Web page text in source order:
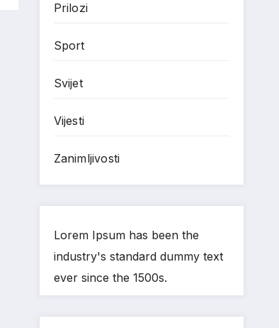
Prilozi
Sport
Svijet
Vijesti
Zanimljivosti
Lorem Ipsum has been the
industry's standard dummy text
ever since the 1500s.